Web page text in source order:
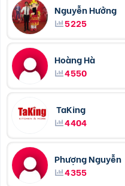
Nguyễn Hưởng
5225
Hoàng Hà
4550
TaKing
4404
Phượng Nguyễn
4355